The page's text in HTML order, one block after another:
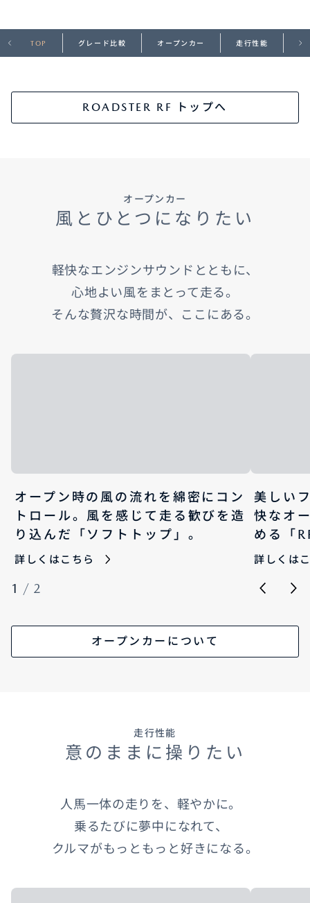
企業・IR・採用
TOP グレード比較 オープンカー 走行性能 デ
ROADSTER RF トップへ
オープンカー
風とひとつになりたい
軽快なエンジンサウンドとともに、
心地よい風をまとって走る。
そんな贅沢な時間が、ここにある。
オープン時の風の流れを綿密にコン
トロール。風を感じて走る歓びを造
り込んだ「ソフトトップ」。
詳しくはこちら
美しい
快なオ
める「
詳しくは
1 / 2
オープンカーについて
走行性能
意のままに操りたい
人馬一体の走りを、軽やかに。
乗るたびに夢中になれて、
クルマがもっともっと好きになる。